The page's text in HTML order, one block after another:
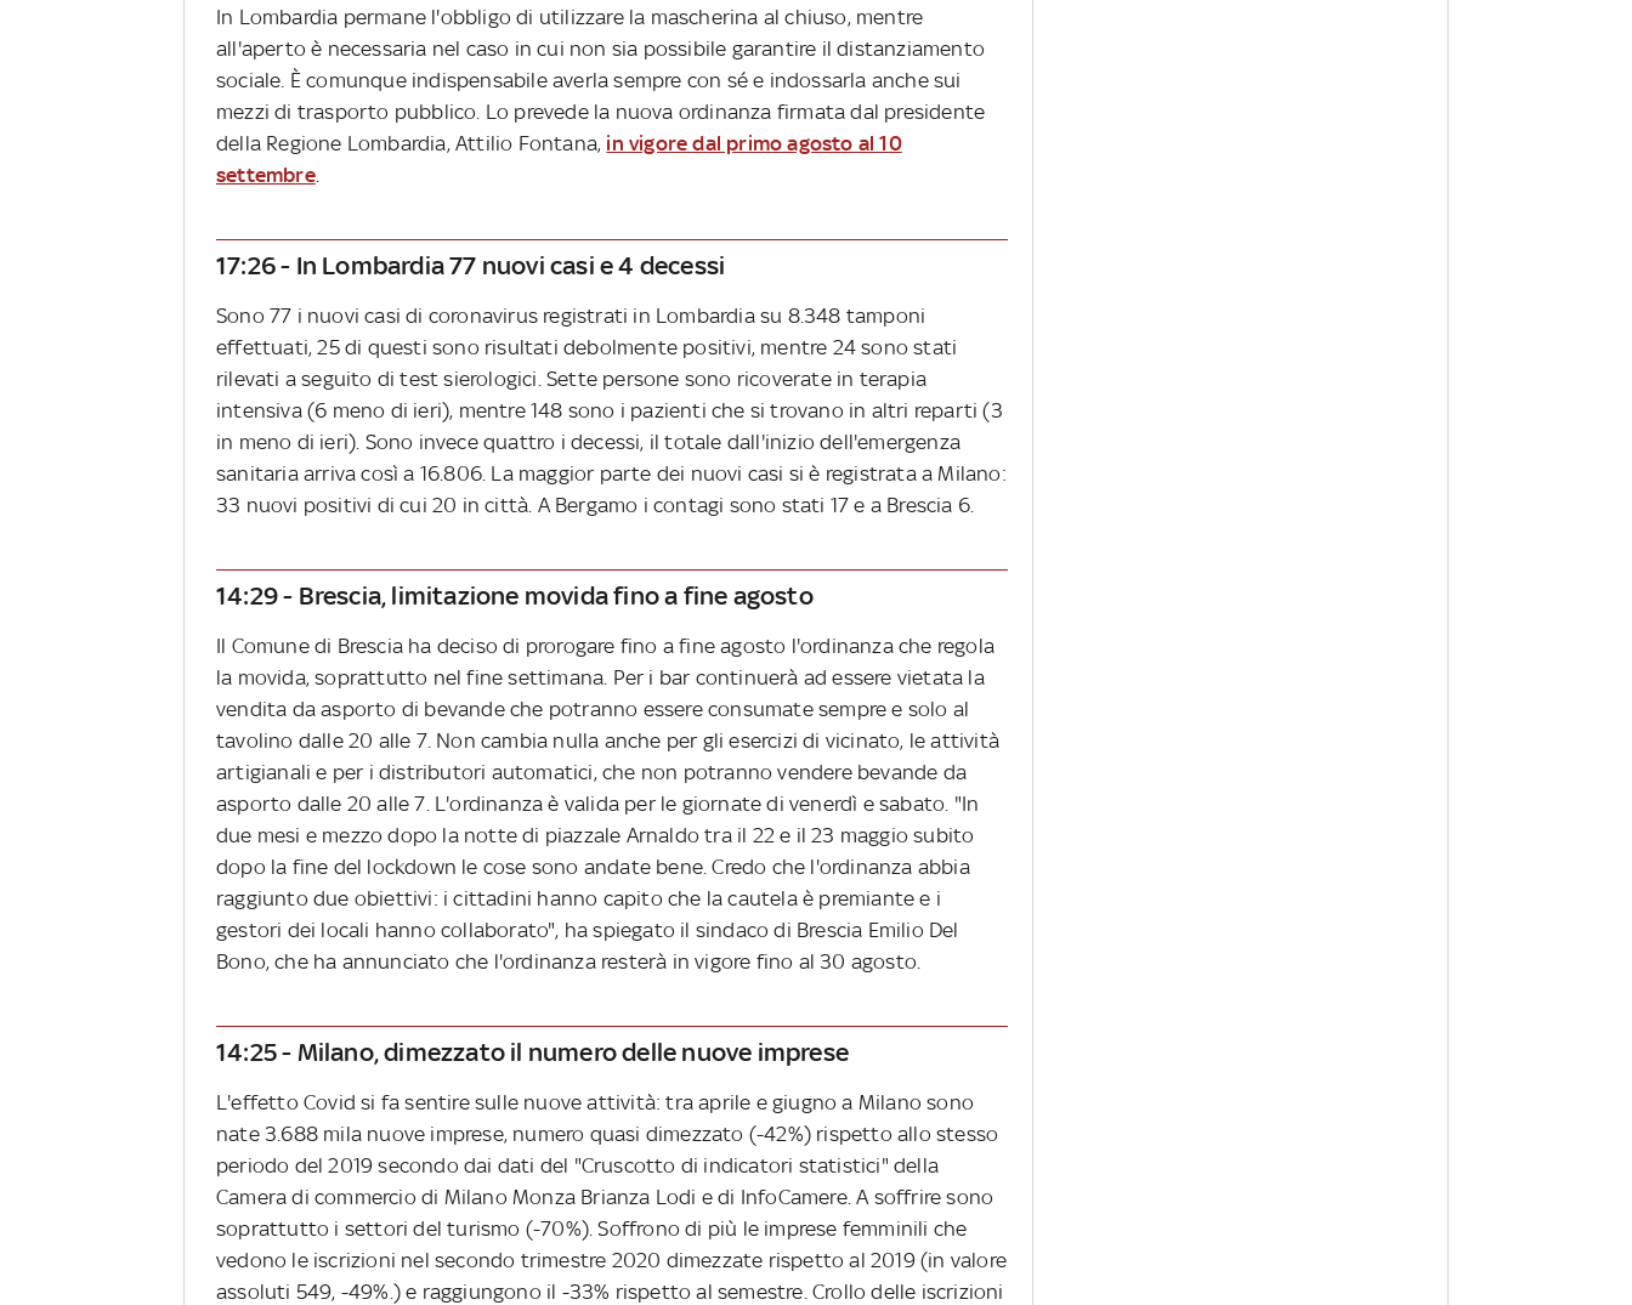
In Lombardia permane l'obbligo di utilizzare la mascherina al chiuso, mentre
all'aperto è necessaria nel caso in cui non sia possibile garantire il distanziamento
sociale. È comunque indispensabile averla sempre con sé e indossarla anche sui
mezzi di trasporto pubblico. Lo prevede la nuova ordinanza firmata dal presidente
della Regione Lombardia, Attilio Fontana, in vigore dal primo agosto al 10
settembre.
17:26 - In Lombardia 77 nuovi casi e 4 decessi
Sono 77 i nuovi casi di coronavirus registrati in Lombardia su 8.348 tamponi
effettuati, 25 di questi sono risultati debolmente positivi, mentre 24 sono stati
rilevati a seguito di test sierologici. Sette persone sono ricoverate in terapia
intensiva (6 meno di ieri), mentre 148 sono i pazienti che si trovano in altri reparti (3
in meno di ieri). Sono invece quattro i decessi, il totale dall'inizio dell'emergenza
sanitaria arriva così a 16.806. La maggior parte dei nuovi casi si è registrata a Milano:
33 nuovi positivi di cui 20 in città. A Bergamo i contagi sono stati 17 e a Brescia 6.
14:29 - Brescia, limitazione movida fino a fine agosto
Il Comune di Brescia ha deciso di prorogare fino a fine agosto l'ordinanza che regola
la movida, soprattutto nel fine settimana. Per i bar continuerà ad essere vietata la
vendita da asporto di bevande che potranno essere consumate sempre e solo al
tavolino dalle 20 alle 7. Non cambia nulla anche per gli esercizi di vicinato, le attività
artigianali e per i distributori automatici, che non potranno vendere bevande da
asporto dalle 20 alle 7. L'ordinanza è valida per le giornate di venerdì e sabato. "In
due mesi e mezzo dopo la notte di piazzale Arnaldo tra il 22 e il 23 maggio subito
dopo la fine del lockdown le cose sono andate bene. Credo che l'ordinanza abbia
raggiunto due obiettivi: i cittadini hanno capito che la cautela è premiante e i
gestori dei locali hanno collaborato", ha spiegato il sindaco di Brescia Emilio Del
Bono, che ha annunciato che l'ordinanza resterà in vigore fino al 30 agosto.
14:25 - Milano, dimezzato il numero delle nuove imprese
L'effetto Covid si fa sentire sulle nuove attività: tra aprile e giugno a Milano sono
nate 3.688 mila nuove imprese, numero quasi dimezzato (-42%) rispetto allo stesso
periodo del 2019 secondo dai dati del "Cruscotto di indicatori statistici" della
Camera di commercio di Milano Monza Brianza Lodi e di InfoCamere. A soffrire sono
soprattutto i settori del turismo (-70%). Soffrono di più le imprese femminili che
vedono le iscrizioni nel secondo trimestre 2020 dimezzate rispetto al 2019 (in valore
assoluti 549, -49%.) e raggiungono il -33% rispetto al semestre. Crollo delle iscrizioni